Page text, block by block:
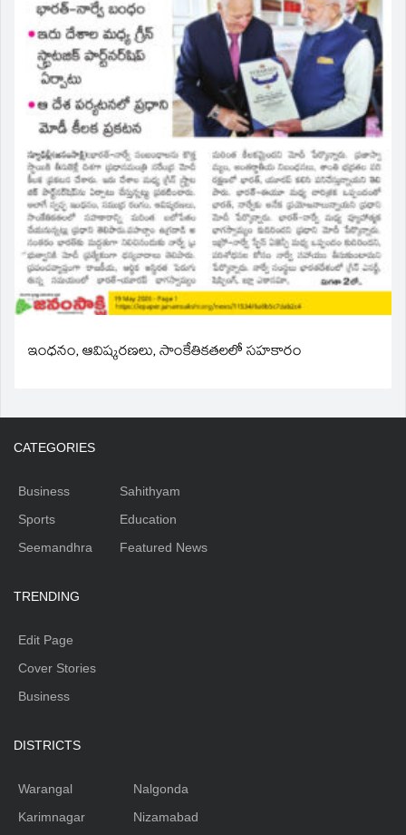
ఇంధనం, ఆవిష్కరణలు, సాంకేతికతలలో సహకారం
CATEGORIES
Business
Sports
Seemandhra
Sahithyam
Education
Featured News
TRENDING
Edit Page
Cover Stories
Business
DISTRICTS
Warangal
Karimnagar
Nalgonda
Nizamabad